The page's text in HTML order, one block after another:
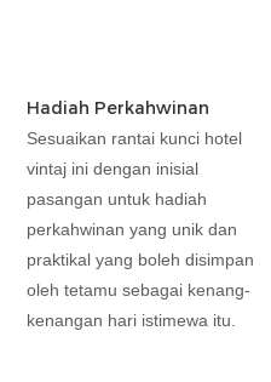
Hadiah Perkahwinan
Sesuaikan rantai kunci hotel
vintaj ini dengan inisial
pasangan untuk hadiah
perkahwinan yang unik dan
praktikal yang boleh disimpan
oleh tetamu sebagai kenang-
kenangan hari istimewa itu.